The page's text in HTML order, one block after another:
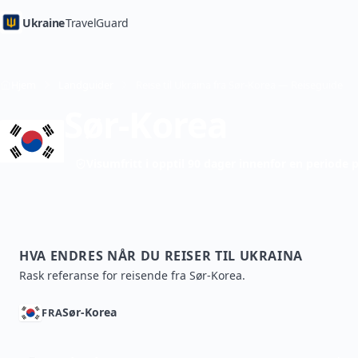
UkraineTravelGuard
HVA ENDRES NÅR DU REISER TIL UKRAINA
Rask referanse for reisende fra Sør-Korea.
FRASør-Korea